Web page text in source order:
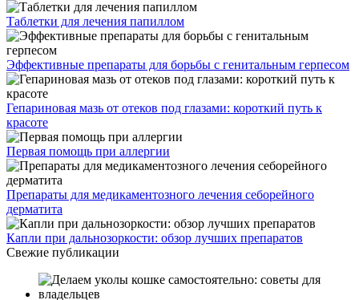
Таблетки для лечения папиллом
Эффективные препараты для борьбы с генитальным герпесом
Гепариновая мазь от отеков под глазами: короткий путь к
красоте
Первая помощь при аллергии
Препараты для медикаментозного лечения себорейного
дерматита
Капли при дальнозоркости: обзор лучших препаратов
Свежие публикации